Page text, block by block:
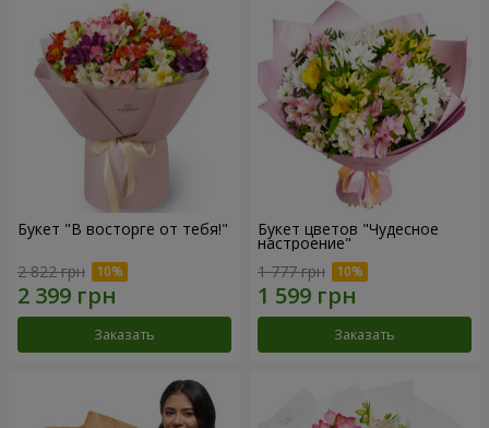
Букет "В восторге от тебя!"
2 822 грн
Заказать
Букет цветов "Чудесное
настроение"
1 777 грн
Заказать